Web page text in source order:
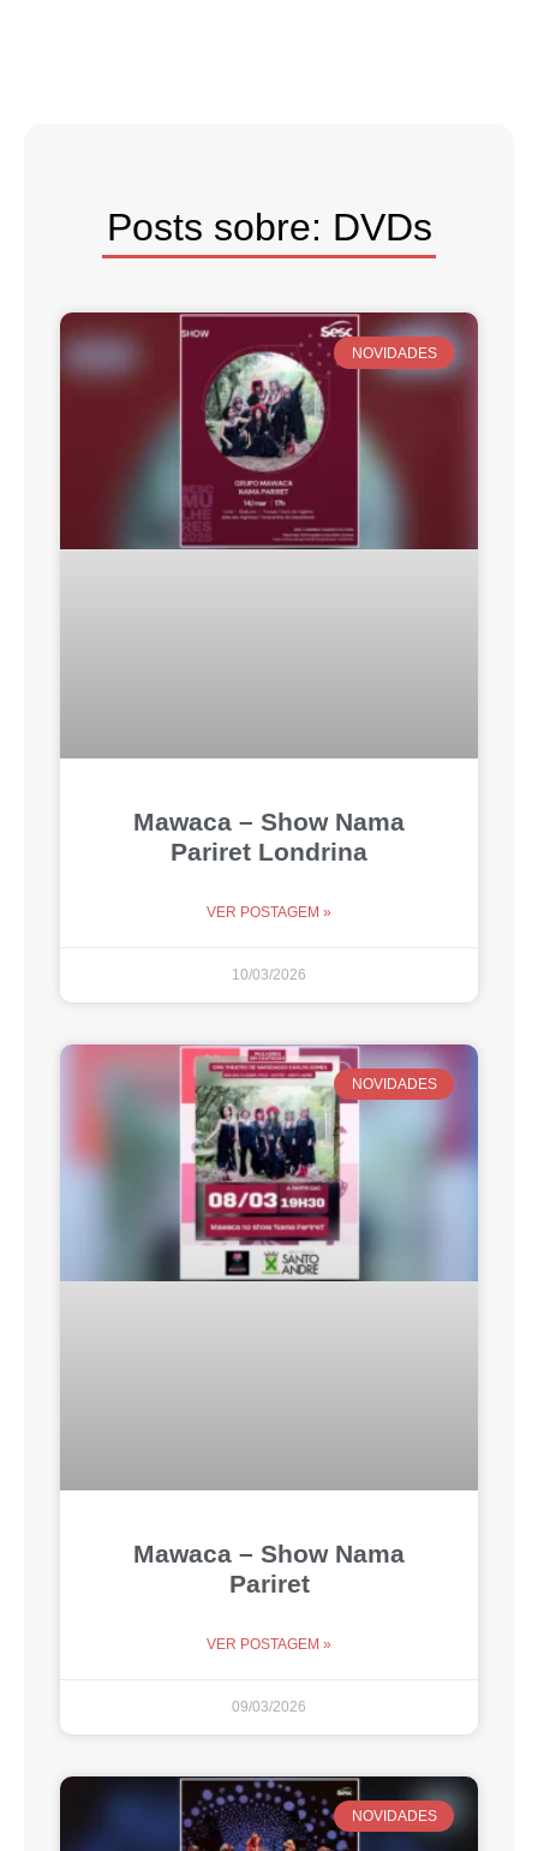
Posts sobre: DVDs
NOVIDADES
Mawaca – Show Nama
Pariret Londrina
NOVIDADES
Mawaca – Show Nama
Pariret
NOVIDADES